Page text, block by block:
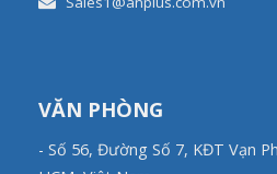
VĂN PHÒNG
- Số 56, Đường Số 7, KĐT Vạn